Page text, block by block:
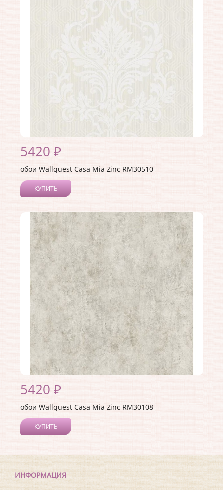
Акриловое
5420 ₽
обои Wallquest Casa Mia Zinc RM30510
КУПИТЬ
Коллекция:Casa Mia Zinc
Длина рулона:
10
Ширина рулона:
Материал покрытия:Акриловое
Страна:США
Материал основы:Бумага
Раппорт: <>
5420 ₽
обои Wallquest Casa Mia Zinc RM30108
КУПИТЬ
Длина рулона:
Ширина рулона: 0.52
Материал покрытия:Акриловое
ИНФОРМАЦИЯ